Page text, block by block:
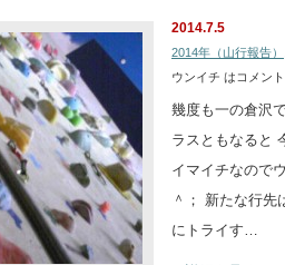
2014.7.5
2014年（山行報告）
ウンイチ は コメン
幾度も一の倉沢
ラスともなると
イマイチなので
＾； 新たな行先
にトライす…